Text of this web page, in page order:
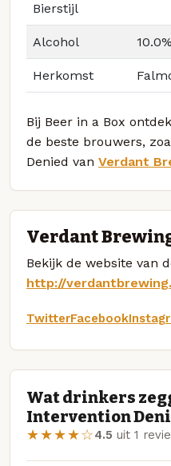
Bierstijl
Alcohol 10.0%
Herkomst
Bij Beer in a Box
de beste brouwers,
Denied van Verdant
Verdant
Bekijk de website van
http://
TwitterFacebook
Wat drinkers
Intervention
★★★★☆4.5 uit 1